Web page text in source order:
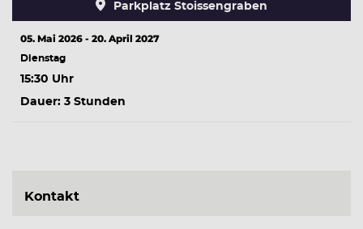
Parkplatz Stoissengraben
05. Mai 2026 - 20. April 2027
Dienstag
15:30 Uhr
Dauer: 3 Stunden
Kontakt